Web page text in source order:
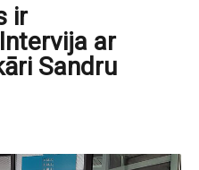
ir
ar
Sandru